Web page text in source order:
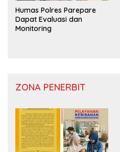
Humas Polres Parepare
Dapat Evaluasi dan
Monitoring
ZONA PENERBIT